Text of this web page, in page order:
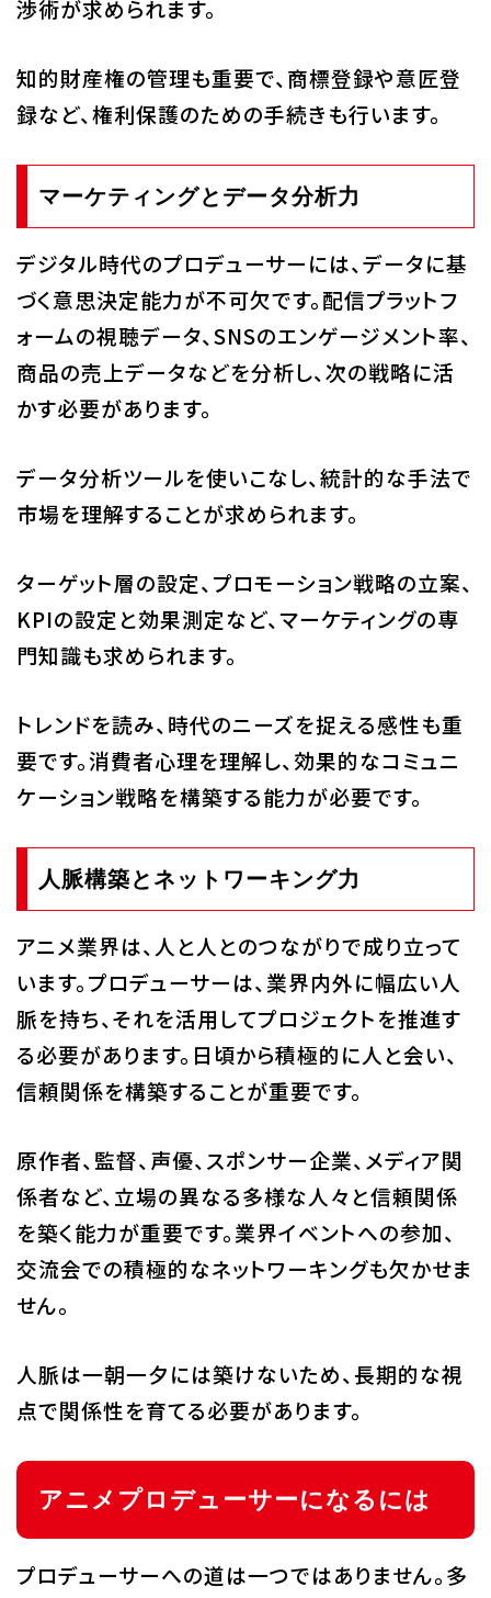
渉術が求められます。
知的財産権の管理も重要で、商標登録や意匠登
録など、権利保護のための手続きも行います。
マーケティングとデータ分析力
デジタル時代のプロデューサーには、データに基
づく意思決定能力が不可欠です。配信プラットフ
ォームの視聴データ、SNSのエンゲージメント率、
商品の売上データなどを分析し、次の戦略に活
かす必要があります。
データ分析ツールを使いこなし、統計的な手法で
市場を理解することが求められます。
ターゲット層の設定、プロモーション戦略の立案、
KPIの設定と効果測定など、マーケティングの専
門知識も求められます。
トレンドを読み、時代のニーズを捉える感性も重
要です。消費者心理を理解し、効果的なコミュニ
ケーション戦略を構築する能力が必要です。
人脈構築とネットワーキング力
アニメ業界は、人と人とのつながりで成り立って
います。プロデューサーは、業界内外に幅広い人
脈を持ち、それを活用してプロジェクトを推進す
る必要があります。日頃から積極的に人と会い、
信頼関係を構築することが重要です。
原作者、監督、声優、スポンサー企業、メディア関
係者など、立場の異なる多様な人々と信頼関係
を築く能力が重要です。業界イベントへの参加、
交流会での積極的なネットワーキングも欠かせま
せん。
人脈は一朝一夕には築けないため、長期的な視
点で関係性を育てる必要があります。
アニメプロデューサーになるには
プロデューサーへの道は一つではありません。多